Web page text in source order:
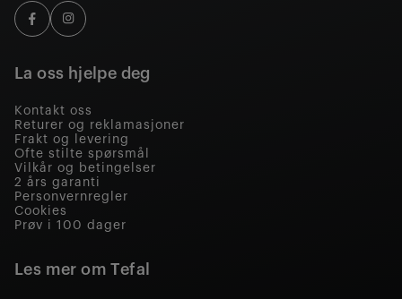
La oss hjelpe deg
Kontakt oss
Returer og reklamasjoner
Frakt og levering
Ofte stilte spørsmål
Vilkår og betingelser
2 års garanti
Personvernregler
Cookies
Prøv i 100 dager
Les mer om Tefal